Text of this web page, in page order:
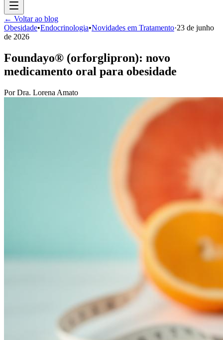
← Voltar ao blog
Obesidade•Endocrinologia•Novidades em Tratamento·23 de junho
de 2026
Foundayo® (orforglipron): novo
medicamento oral para obesidade
PorDra. Lorena Amato